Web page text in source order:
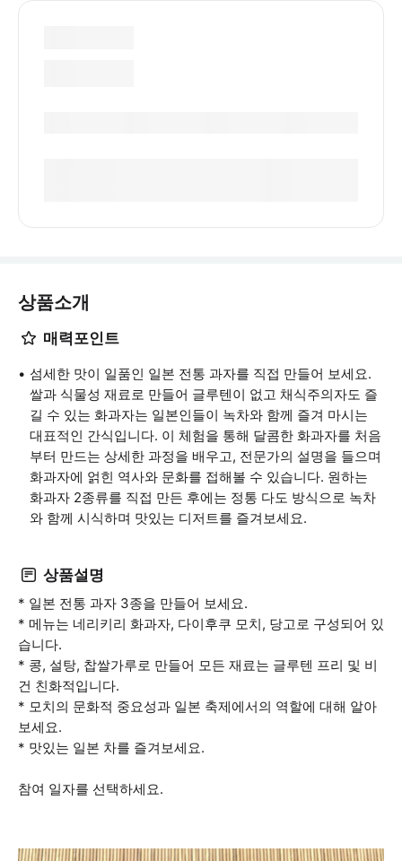
상품소개
매력포인트
섬세한 맛이 일품인 일본 전통 과자를 직접 만들어 보세요.
쌀과 식물성 재료로 만들어 글루텐이 없고 채식주의자도 즐
길 수 있는 화과자는 일본인들이 녹차와 함께 즐겨 마시는
대표적인 간식입니다. 이 체험을 통해 달콤한 화과자를 처음
부터 만드는 상세한 과정을 배우고, 전문가의 설명을 들으며
화과자에 얽힌 역사와 문화를 접해볼 수 있습니다. 원하는
화과자 2종류를 직접 만든 후에는 정통 다도 방식으로 녹차
와 함께 시식하며 맛있는 디저트를 즐겨보세요.
상품설명
* 일본 전통 과자 3종을 만들어 보세요.
* 메뉴는 네리키리 화과자, 다이후쿠 모치, 당고로 구성되어 있
습니다.
* 콩, 설탕, 찹쌀가루로 만들어 모든 재료는 글루텐 프리 및 비
건 친화적입니다.
* 모치의 문화적 중요성과 일본 축제에서의 역할에 대해 알아
보세요.
* 맛있는 일본 차를 즐겨보세요.
참여 일자를 선택하세요.